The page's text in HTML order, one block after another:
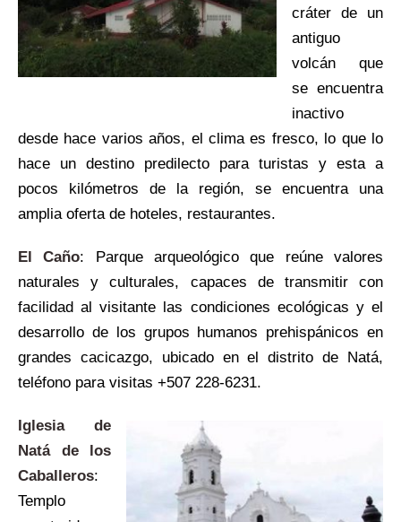
cráter de un
antiguo
volcán que
se encuentra
inactivo
desde hace varios años, el clima es fresco, lo que lo
hace un destino predilecto para turistas y esta a
pocos kilómetros de la región, se encuentra una
amplia oferta de hoteles, restaurantes.
El Caño: Parque arqueológico que reúne valores
naturales y culturales, capaces de transmitir con
facilidad al visitante las condiciones ecológicas y el
desarrollo de los grupos humanos prehispánicos en
grandes cacicazgo, ubicado en el distrito de Natá,
teléfono para visitas +507 228-6231.
Iglesia de
Natá de los
Caballeros:
Templo